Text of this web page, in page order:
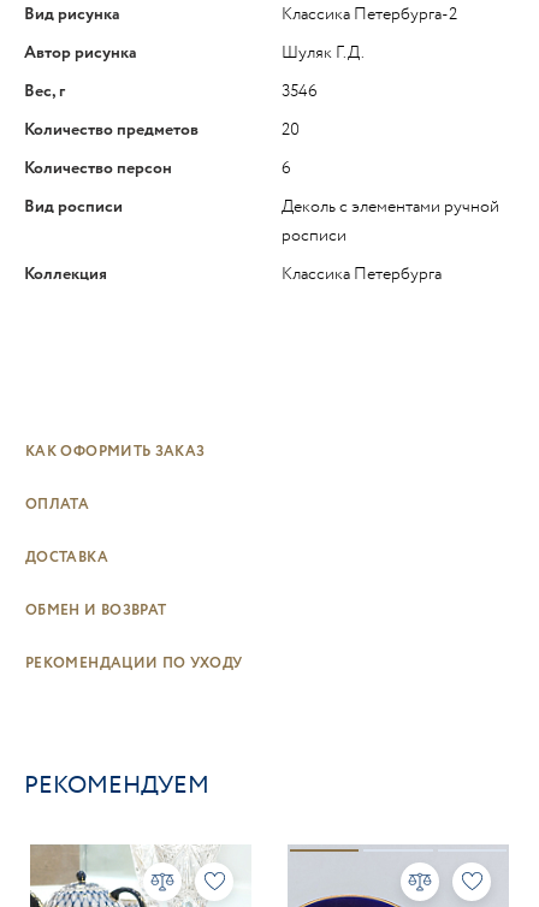
Вид рисунка
Классика Петербурга-2
Автор рисунка
Шуляк Г.Д.
Вес, г
3546
Количество предметов
20
Количество персон
6
Вид росписи
Деколь с элементами ручной
росписи
Коллекция
Классика Петербурга
КАК ОФОРМИТЬ ЗАКАЗ
ОПЛАТА
ДОСТАВКА
ОБМЕН И ВОЗВРАТ
РЕКОМЕНДАЦИИ ПО УХОДУ
РЕКОМЕНДУЕМ